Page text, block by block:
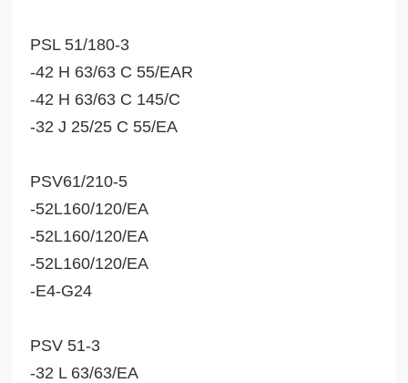
PSL 51/180-3
-42 H 63/63 C 55/EAR
-42 H 63/63 C 145/C
-32 J 25/25 C 55/EA
PSV61/210-5
-52L160/120/EA
-52L160/120/EA
-52L160/120/EA
-E4-G24
PSV 51-3
-32 L 63/63/EA